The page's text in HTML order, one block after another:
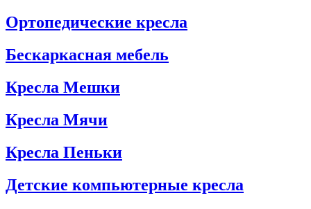
Ортопедические кресла
Бескаркасная мебель
Кресла Мешки
Кресла Мячи
Кресла Пеньки
Детские компьютерные кресла